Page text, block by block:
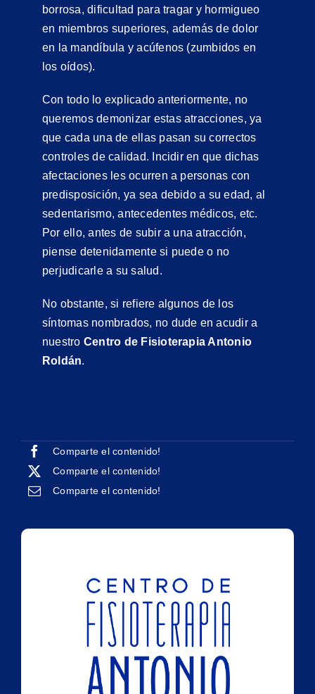
borrosa, dificultad para tragar y hormigueo
en miembros superiores, además de dolor
en la mandíbula y acúfenos (zumbidos en
los oídos).
Con todo lo explicado anteriormente, no
queremos demonizar estas atracciones, ya
que cada una de ellas pasan su correctos
controles de calidad. Incidir en que dichas
afectaciones les ocurren a personas con
predisposición, ya sea debido a su edad, al
sedentarismo, antecedentes médicos, etc.
Por ello, antes de subir a una atracción,
piense detenidamente si puede o no
perjudicarle a su salud.
No obstante, si refiere algunos de los
síntomas nombrados, no dude en acudir a
nuestro Centro de Fisioterapia Antonio
Roldán.
Comparte el contenido!
Comparte el contenido!
Comparte el contenido!